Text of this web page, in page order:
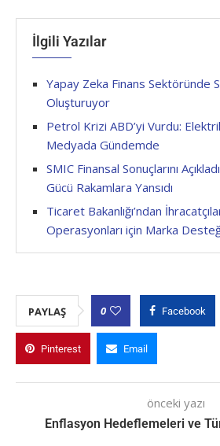
İlgili Yazılar
Yapay Zeka Finans Sektöründe
Oluşturuyor
Petrol Krizi ABD’yi Vurdu:
Medyada Gündemde
SMIC Finansal Sonuçlarını
Gücü Rakamlara Yansıdı
Ticaret Bakanlığı’ndan
Operasyonları için Marka
PAYLAŞ 0 Facebook
Pinterest Email
önceki yazı
Enflasyon Hedeflemeleri ve